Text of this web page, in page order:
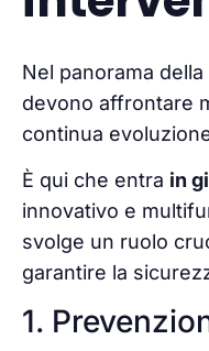
Nel panorama
devono affrontare
continua
È qui che entra in
innovativo e
svolge un ruolo
garantire la
1.